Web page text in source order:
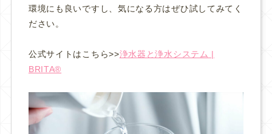
環境にも良いですし、気になる方はぜひ試してみてく
ださい。
公式サイトはこちら>>浄水器と浄水システム |
BRITA®